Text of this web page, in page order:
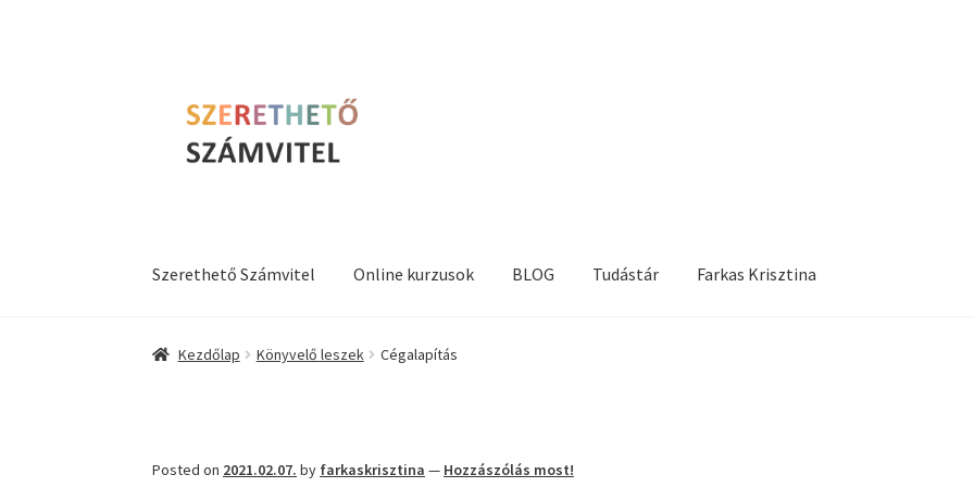
navigációhoz
tartalomba
Szerethető Számvitel Online kurzusok BLOG Tudástár Farkas Krisztina
Kezdőlap Könyvelő leszek Cégalapítás
Posted on 2021.02.07. by farkaskrisztina — Hozzászólás most!